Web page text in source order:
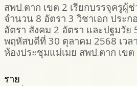
สพป.ตาก เขต 2 เรียกบรรจุครูผู้
จำนวน 8 อัตรา 3 วิชาเอก ประก
อัตรา สังคม 2 อัตรา และปฐมวัย
พฤหัสบดีที่ 30 ตุลาคม 2568 เว
ห้องประชุมแม่เมย สพป.ตาก เขต
ราย